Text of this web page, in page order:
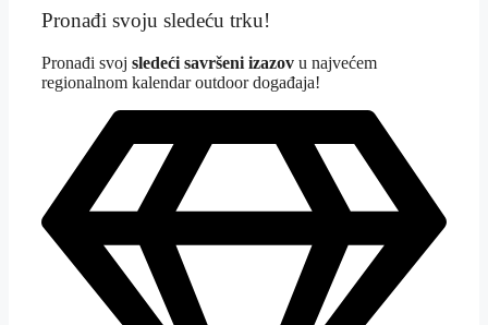
Pronađi svoju sledeću trku!
Pronađi svoj sledeći savršeni izazov u najvećem
regionalnom kalendar outdoor događaja!